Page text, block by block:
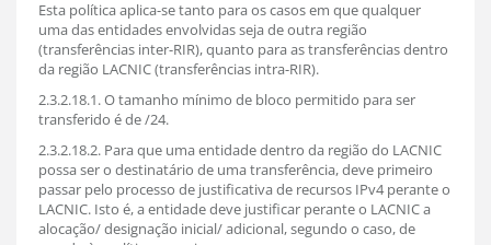
Esta política aplica-se tanto para os casos em que qualquer
uma das entidades envolvidas seja de outra região
(transferências inter-RIR), quanto para as transferências dentro
da região LACNIC (transferências intra-RIR).
2.3.2.18.1. O tamanho mínimo de bloco permitido para ser
transferido é de /24.
2.3.2.18.2. Para que uma entidade dentro da região do LACNIC
possa ser o destinatário de uma transferência, deve primeiro
passar pelo processo de justificativa de recursos IPv4 perante o
LACNIC. Isto é, a entidade deve justificar perante o LACNIC a
alocação/ designação inicial/ adicional, segundo o caso, de